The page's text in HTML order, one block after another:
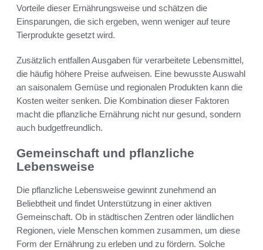
Vorteile dieser Ernährungsweise und schätzen die
Einsparungen, die sich ergeben, wenn weniger auf teure
Tierprodukte gesetzt wird.
Zusätzlich entfallen Ausgaben für verarbeitete Lebensmittel,
die häufig höhere Preise aufweisen. Eine bewusste Auswahl
an saisonalem Gemüse und regionalen Produkten kann die
Kosten weiter senken. Die Kombination dieser Faktoren
macht die pflanzliche Ernährung nicht nur gesund, sondern
auch budgetfreundlich.
Gemeinschaft und pflanzliche
Lebensweise
Die pflanzliche Lebensweise gewinnt zunehmend an
Beliebtheit und findet Unterstützung in einer aktiven
Gemeinschaft. Ob in städtischen Zentren oder ländlichen
Regionen, viele Menschen kommen zusammen, um diese
Form der Ernährung zu erleben und zu fördern. Solche